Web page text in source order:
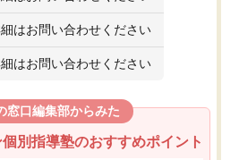
はお問い合わせください
はお問い合わせください
窓口編集部からみた
別指導塾のおすすめポイント